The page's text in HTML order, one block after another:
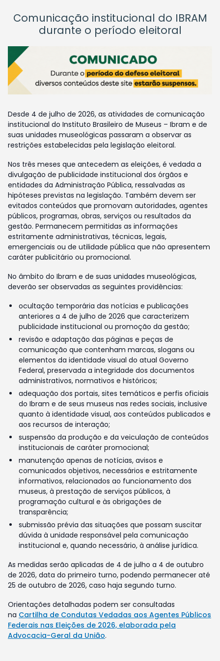
Comunicação institucional do IBRAM
durante o período eleitoral
Desde 4 de julho de 2026, as atividades de comunicação
institucional do Instituto Brasileiro de Museus – Ibram e de
suas unidades museológicas passaram a observar as
restrições estabelecidas pela legislação eleitoral.
Nos três meses que antecedem as eleições, é vedada a
divulgação de publicidade institucional dos órgãos e
entidades da Administração Pública, ressalvadas as
hipóteses previstas na legislação. Também devem ser
evitados conteúdos que promovam autoridades, agentes
públicos, programas, obras, serviços ou resultados da
gestão. Permanecem permitidas as informações
estritamente administrativas, técnicas, legais,
emergenciais ou de utilidade pública que não apresentem
caráter publicitário ou promocional.
No âmbito do Ibram e de suas unidades museológicas,
deverão ser observadas as seguintes providências:
ocultação temporária das notícias e publicações
anteriores a 4 de julho de 2026 que caracterizem
publicidade institucional ou promoção da gestão;
revisão e adaptação das páginas e peças de
comunicação que contenham marcas, slogans ou
elementos da identidade visual do atual Governo
Federal, preservada a integridade dos documentos
administrativos, normativos e históricos;
adequação dos portais, sites temáticos e perfis oficiais
do Ibram e de seus museus nas redes sociais, inclusive
quanto à identidade visual, aos conteúdos publicados e
aos recursos de interação;
suspensão da produção e da veiculação de conteúdos
institucionais de caráter promocional;
manutenção apenas de notícias, avisos e
comunicados objetivos, necessários e estritamente
informativos, relacionados ao funcionamento dos
museus, à prestação de serviços públicos, à
programação cultural e às obrigações de
transparência;
submissão prévia das situações que possam suscitar
dúvida à unidade responsável pela comunicação
institucional e, quando necessário, à análise jurídica.
As medidas serão aplicadas de 4 de julho a 4 de outubro
de 2026, data do primeiro turno, podendo permanecer até
25 de outubro de 2026, caso haja segundo turno.
Orientações detalhadas podem ser consultadas
na Cartilha de Condutas Vedadas aos Agentes Públicos
Federais nas Eleições de 2026, elaborada pela
Advocacia-Geral da União.